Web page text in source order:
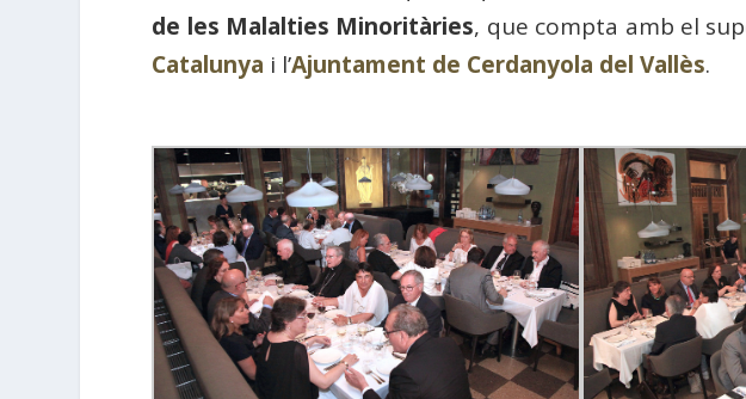
de les Malalties Minoritàries, que compta amb el
Catalunya i l’Ajuntament de Cerdanyola del Vallès.